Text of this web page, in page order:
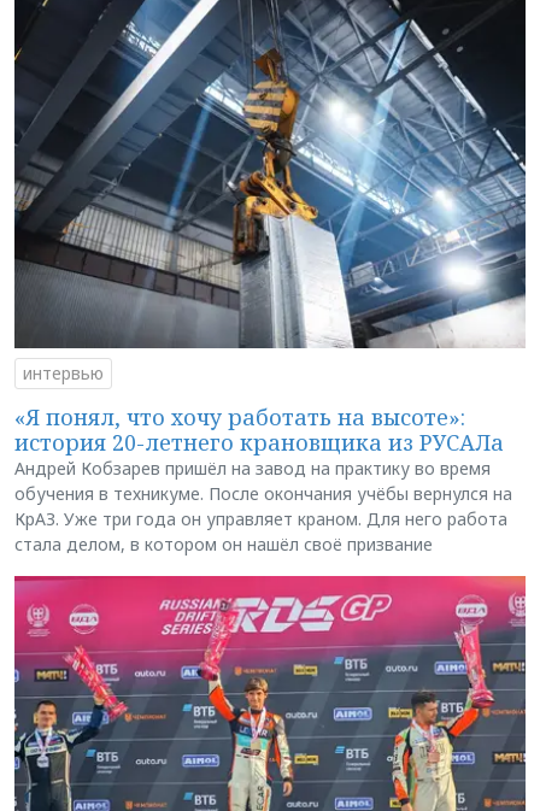
интервью
«Я понял, что хочу работать на высоте»:
история 20-летнего крановщика из РУСАЛа
Андрей Кобзарев пришёл на завод на практику во время
обучения в техникуме. После окончания учёбы вернулся на
КрАЗ. Уже три года он управляет краном. Для него работа
стала делом, в котором он нашёл своё призвание